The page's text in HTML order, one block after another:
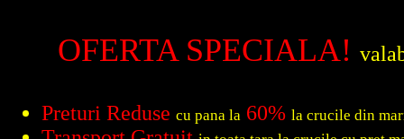
OFERTA SPECIALA!
Preturi Reduse cu pana la 60% la crucile din